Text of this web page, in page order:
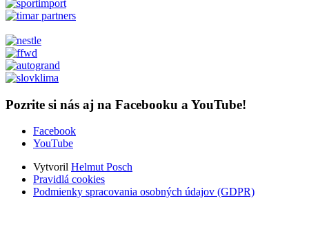
Pozrite si nás aj na Facebooku a YouTube!
Facebook
YouTube
Vytvoril Helmut Posch
Pravidlá cookies
Podmienky spracovania osobných údajov (GDPR)